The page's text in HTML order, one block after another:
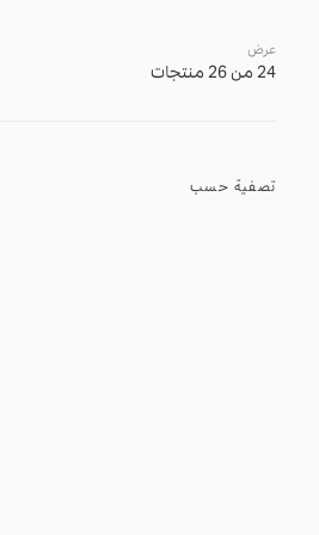
عرض
24 من 26 منتجات
تصفية حسب